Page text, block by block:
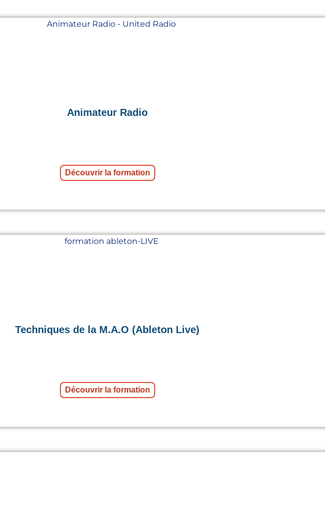
Animateur Radio
Découvrir la formation
Techniques de la M.A.O (Ableton Live)
Découvrir la formation